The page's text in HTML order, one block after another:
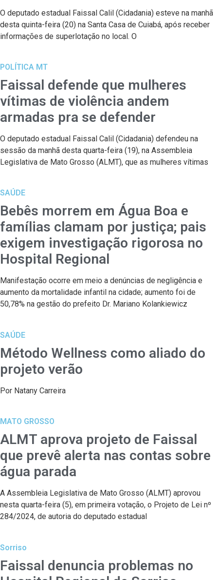
O deputado estadual Faissal Calil (Cidadania) esteve na manhã
desta quinta-feira (20) na Santa Casa de Cuiabá, após receber
informações de superlotação no local. O
POLÍTICA MT
Faissal defende que mulheres
vítimas de violência andem
armadas pra se defender
O deputado estadual Faissal Calil (Cidadania) defendeu na
sessão da manhã desta quarta-feira (19), na Assembleia
Legislativa de Mato Grosso (ALMT), que as mulheres vítimas
SAÚDE
Bebês morrem em Água Boa e
famílias clamam por justiça; pais
exigem investigação rigorosa no
Hospital Regional
Manifestação ocorre em meio a denúncias de negligência e
aumento da mortalidade infantil na cidade; aumento foi de
50,78% na gestão do prefeito Dr. Mariano Kolankiewicz
SAÚDE
Método Wellness como aliado do
projeto verão
Por Natany Carreira
MATO GROSSO
ALMT aprova projeto de Faissal
que prevê alerta nas contas sobre
água parada
A Assembleia Legislativa de Mato Grosso (ALMT) aprovou
nesta quarta-feira (5), em primeira votação, o Projeto de Lei nº
284/2024, de autoria do deputado estadual
Sorriso
Faissal denuncia problemas no